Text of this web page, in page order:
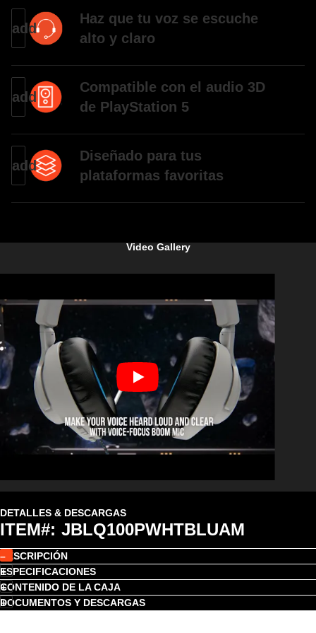
Haz que tu voz se escuche
alto y claro
Compatible con el audio 3D
de PlayStation 5
Diseñado para tus
plataformas favoritas
Video Gallery
DETALLES & DESCARGAS
ITEM#: JBLQ100PWHTBLUAM
DESCRIPCIÓN
ESPECIFICACIONES
CONTENIDO DE LA CAJA
DOCUMENTOS Y DESCARGAS